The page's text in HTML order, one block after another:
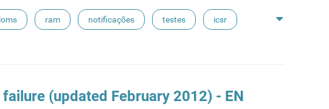
ram notificações testes icsr
(updated February 2012) - EN